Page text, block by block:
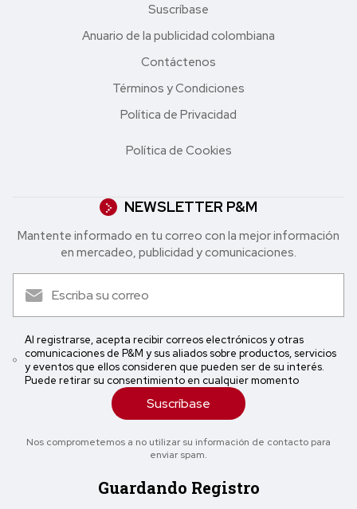
Suscríbase
Anuario de la publicidad colombiana
Contáctenos
Términos y Condiciones
Política de Privacidad
Política de Cookies
NEWSLETTER P&M
Mantente informado en tu correo con la mejor in formación
en mercadeo, publicidad y comunicaciones.
Al registrarse, acepta recibir correos electrónicos y otras
comunicaciones de P&M y sus aliados sobre productos, servicios
y eventos que ellos consideren que pueden ser de su interés.
Puede retirar su consentimiento en cualquier momento
Suscríbase
Nos comprometemos a no utilizar su información de contacto para
enviar spam.
Guardando Registro